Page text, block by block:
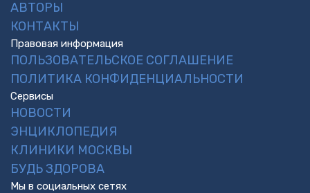
АВТОРЫ
КОНТАКТЫ
Правовая информация
ПОЛЬЗОВАТЕЛЬСКОЕ СОГЛАШЕНИЕ
ПОЛИТИКА КОНФИДЕНЦИАЛЬНОСТИ
Сервисы
НОВОСТИ
ЭНЦИКЛОПЕДИЯ
КЛИНИКИ МОСКВЫ
БУДЬ ЗДОРОВА
Мы в социальных сетях